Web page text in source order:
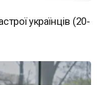
українців (20-